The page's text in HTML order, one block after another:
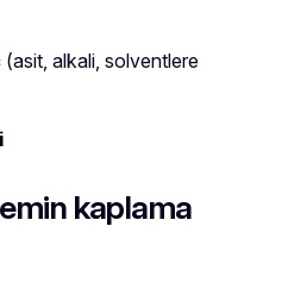
(asit, alkali, solventlere
kaplama